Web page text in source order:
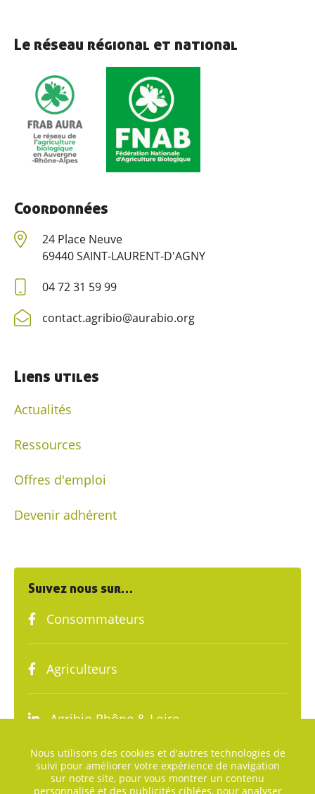
Le réseau régional et national
Coordonnées
24 Place Neuve
69440 SAINT-LAURENT-D'AGNY
04 72 31 59 99
contact.agribio@aurabio.org
Liens utiles
Actualités
Ressources
Offres d'emploi
Devenir adhérent
Suivez nous sur…
Consommateurs
Agriculteurs
Agribio Rhône & Loire
Nous utilisons des cookies et d'autres technologies de
suivi pour améliorer votre expérience de navigation
sur notre site, pour vous montrer un contenu
personnalisé et des publicités ciblées, pour analyser